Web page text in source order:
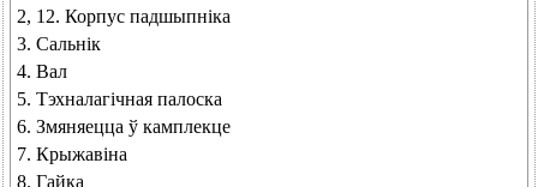
2, 12. Корпус падшыпніка
3. Сальнік
4. Вал
5. Тэхналагічная палоска
6. Змяняецца ў камплекце
7. Крыжавіна
8. Гайка